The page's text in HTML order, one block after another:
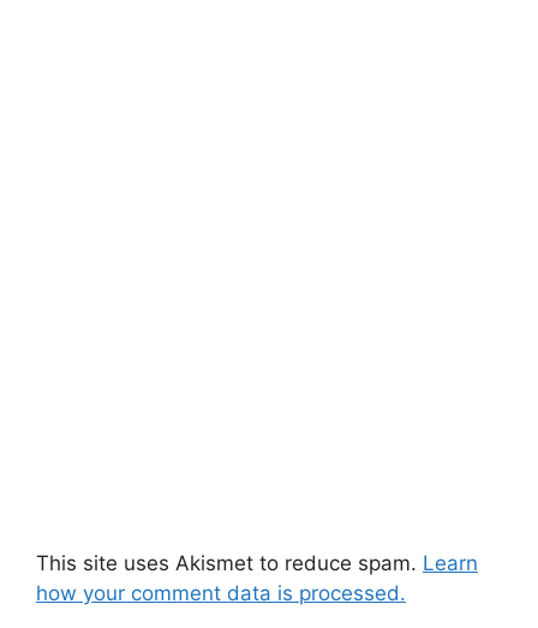
This site uses Akismet to reduce spam. Learn
how your comment data is processed.